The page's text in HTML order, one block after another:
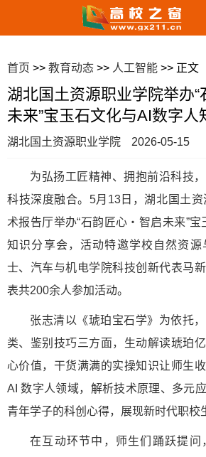
首页 >> 教育动态 >> 人工智能 >> 正文
湖北国土资源职业学院举办“
未来”宝玉石文化与AI数字人
湖北国土资源职业学院 2026-05-15
为弘扬工匠精神、拥抱前沿科技
科技深度融合。5月13日，湖北国土
术报告厅举办“石韵匠心・智启未来”
知识分享会，活动特邀学校自然资
士、汽车与机电学院科技创新代表马
表共200余人参加活动。
张志清以《琥珀宝石学》为依托
类、鉴别技巧三方面，生动解读琥珀
心价值，干货满满的实操知识让师生
AI 数字人领域，解析技术原理、多元
青年学子的科创心得，展现新时代职校
在互动环节中，师生们踊跃提问